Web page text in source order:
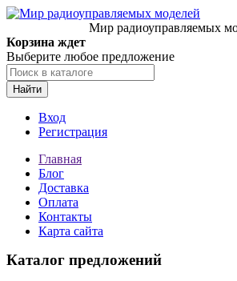
Мир радиоуправляемых
Корзина ждет
Выберите любое предложение
Найти
Вход
Регистрация
Главная
Блог
Доставка
Оплата
Контакты
Карта сайта
Каталог предложений